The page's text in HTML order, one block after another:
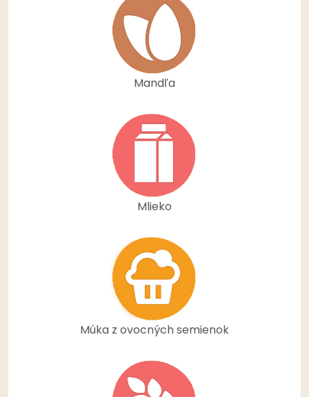
Mandľa
Mlieko
Múka z ovocných semienok